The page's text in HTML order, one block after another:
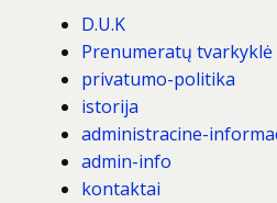
D.U.K
Prenumeratų tvarkyklė
privatumo-politika
istorija
administracine-
admin-info
kontaktai